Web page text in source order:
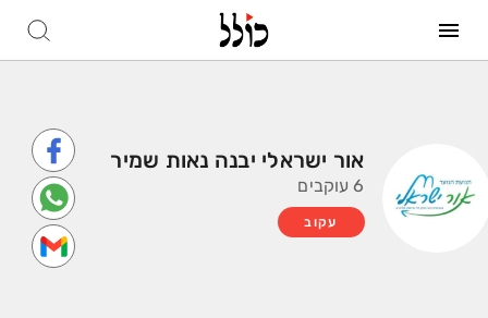
אור ישראלי יבנה נאות שמיר
6 עוקבים
עקוב